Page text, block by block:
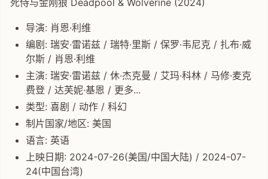
死侍与金刚狼 Deadpool & Wolverine (2024)
导演: 肖恩·利维
编剧: 瑞安·雷诺兹 / 瑞特·里斯 / 保罗·韦尼克 / 扎布·威
尔斯 / 肖恩·利维
主演: 瑞安·雷诺兹 / 休·杰克曼 / 艾玛·科林 / 马修·麦克
费登 / 达芙妮·基恩 / 更多...
类型: 喜剧 / 动作 / 科幻
制片国家/地区: 美国
语言: 英语
上映日期: 2024-07-26(美国/中国大陆) / 2024-07-
24(中国台湾)